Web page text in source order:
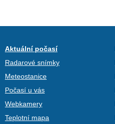
Aktuální počasí
Radarové snímky
Meteostanice
Počasí u vás
Webkamery
Teplotní mapa